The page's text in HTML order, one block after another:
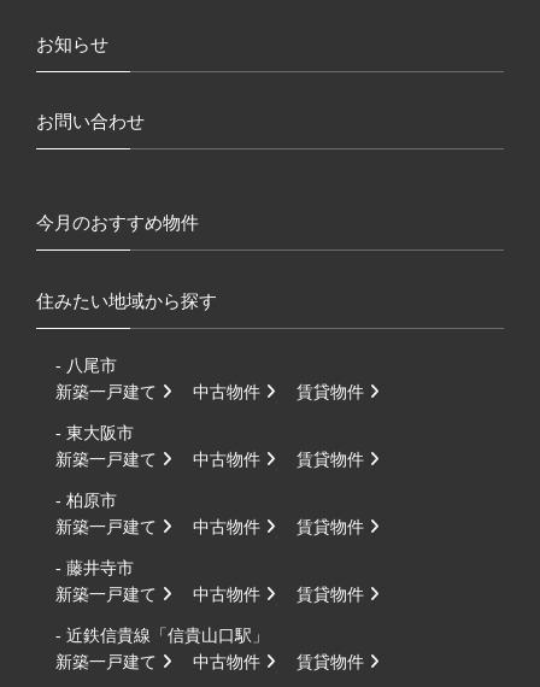
お知らせ
お問い合わせ
今月のおすすめ物件
住みたい地域から探す
- 八尾市
新築一戸建て
中古物件 賃貸物件
- 東大阪市
新築一戸建て
中古物件 賃貸物件
- 柏原市
新築一戸建て
中古物件 賃貸物件
- 藤井寺市
新築一戸建て
中古物件 賃貸物件
- 近鉄信貴線「信貴山口駅」
新築一戸建て
中古物件 賃貸物件